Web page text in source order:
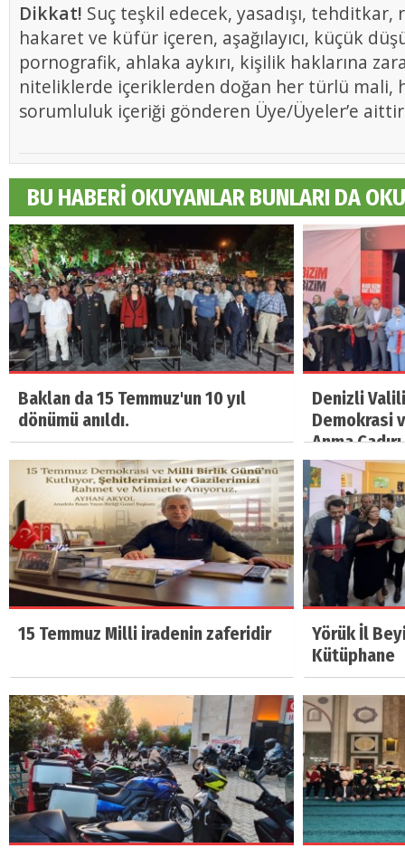
Dikkat! Suç teşkil edecek, yasadışı, tehditkar,
hakaret ve küfür içeren, aşağılayıcı, küçük
pornografik, ahlaka aykırı, kişilik haklarına
niteliklerde içeriklerden doğan her türlü mali,
sorumluluk içeriği gönderen Üye/Üyeler’e
BU HABERİ OKUYANLAR BUNLARI DA
Baklan da 15 Temmuz'un 10 yıl
dönümü anıldı.
Denizli
Demokrasi
Anma
15 Temmuz Milli iradenin zaferidir
Yörük İl
Kütüphane